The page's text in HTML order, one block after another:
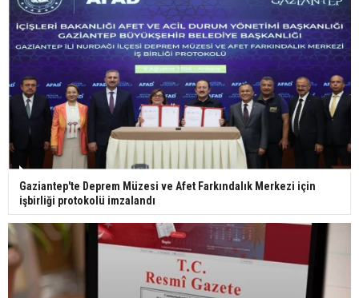
29 Mayıs okullar tatil mi?
Bilim kurgu gerçekleşiyor... Dondurulmuş
insanları hayata döndürecek keşif
Ünlü türkücü Mahmut Tuncer estetik operasyon
geçirdi: Son hali gündem oldu
Yerli turist 229,7 milyar lira seyahat harcaması
yaptı
Gaziantep'te Deprem Müzesi ve Afet Farkındalık Merkezi için
işbirliği protokolü imzalandı